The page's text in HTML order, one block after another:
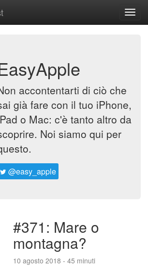
accontentarti di ciò che
già fare con il tuo iPhone,
o Mac: c'è tanto altro da
Noi siamo qui per
@easy_apple
#371: Mare o
montagna?
10 agosto 2018 - 45 minuti